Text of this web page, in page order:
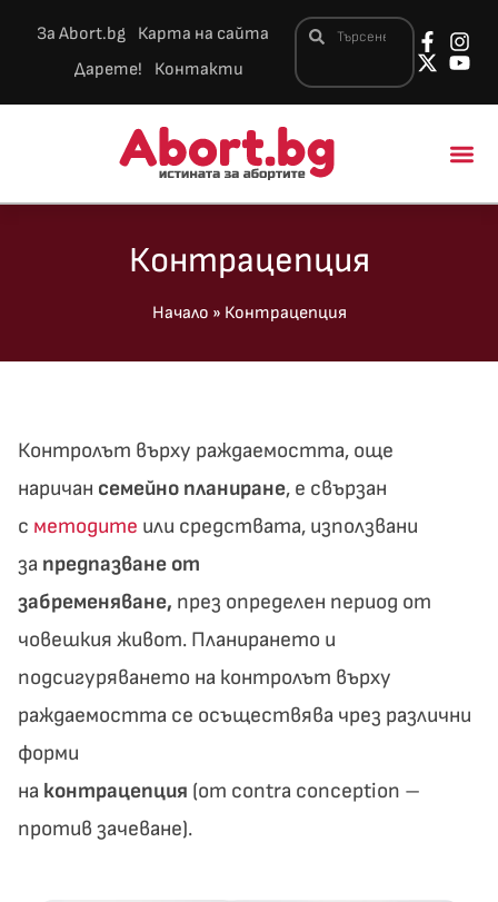
За Abort.bg
Карта на сайта
Дарете!
Контакти
Контрацепция
Начало » Контрацепция
Контролът върху раждаемостта, още
наричан семейно планиране, е свързан
с методите или средствата, използвани
за предпазване от
забременяване, през определен период от
човешкия живот. Планирането и
подсигуряването на контролът върху
раждаемостта се осъществява чрез различни
форми
на контрацепция (от contra conception –
против зачеване).